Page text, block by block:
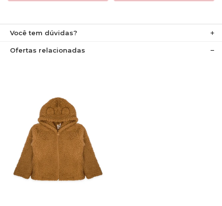
Você tem dúvidas?
Ofertas relacionadas